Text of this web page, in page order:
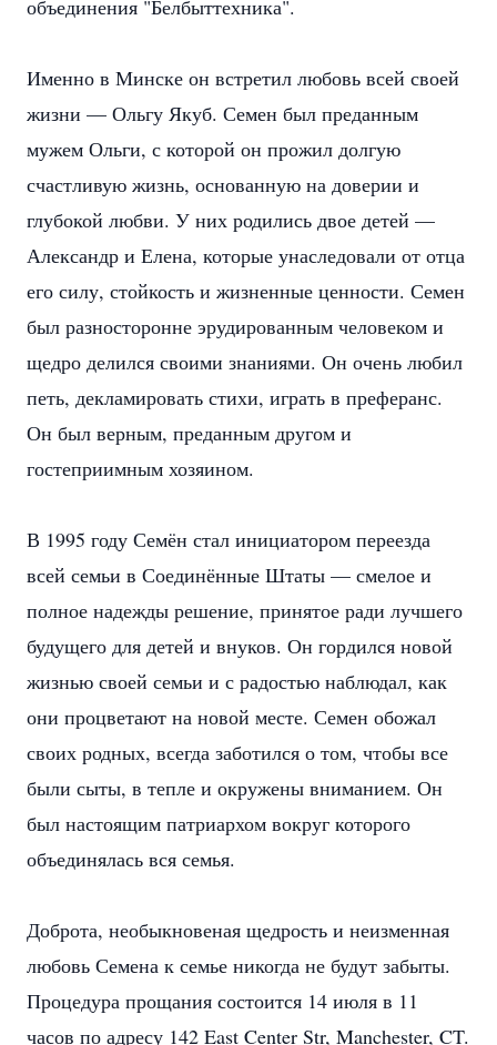
объединения "Белбыттехника".
Именно в Минске он встретил любовь всей своей
жизни — Ольгу Якуб. Семен был преданным
мужем Ольги, с которой он прожил долгую
счастливую жизнь, основанную на доверии и
глубокой любви. У них родились двое детей —
Александр и Елена, которые унаследовали от отца
его силу, стойкость и жизненные ценности. Семен
был разносторонне эрудированным человеком и
щедро делился своими знаниями. Он очень любил
петь, декламировать стихи, играть в преферанс.
Он был верным, преданным другом и
гостеприимным хозяином.
В 1995 году Семён стал инициатором переезда
всей семьи в Соединённые Штаты — смелое и
полное надежды решение, принятое ради лучшего
будущего для детей и внуков. Он гордился новой
жизнью своей семьи и с радостью наблюдал, как
они процветают на новой месте. Семен обожал
своих родных, всегда заботился о том, чтобы все
были сыты, в тепле и окружены вниманием. Он
был настоящим патриархом вокруг которого
объединялась вся семья.
Доброта, необыкновеная щедрость и неизменная
любовь Семена к семье никогда не будут забыты.
Процедура прощания состоится 14 июля в 11
часов по адресу 142 East Center Str, Manchester, CT.